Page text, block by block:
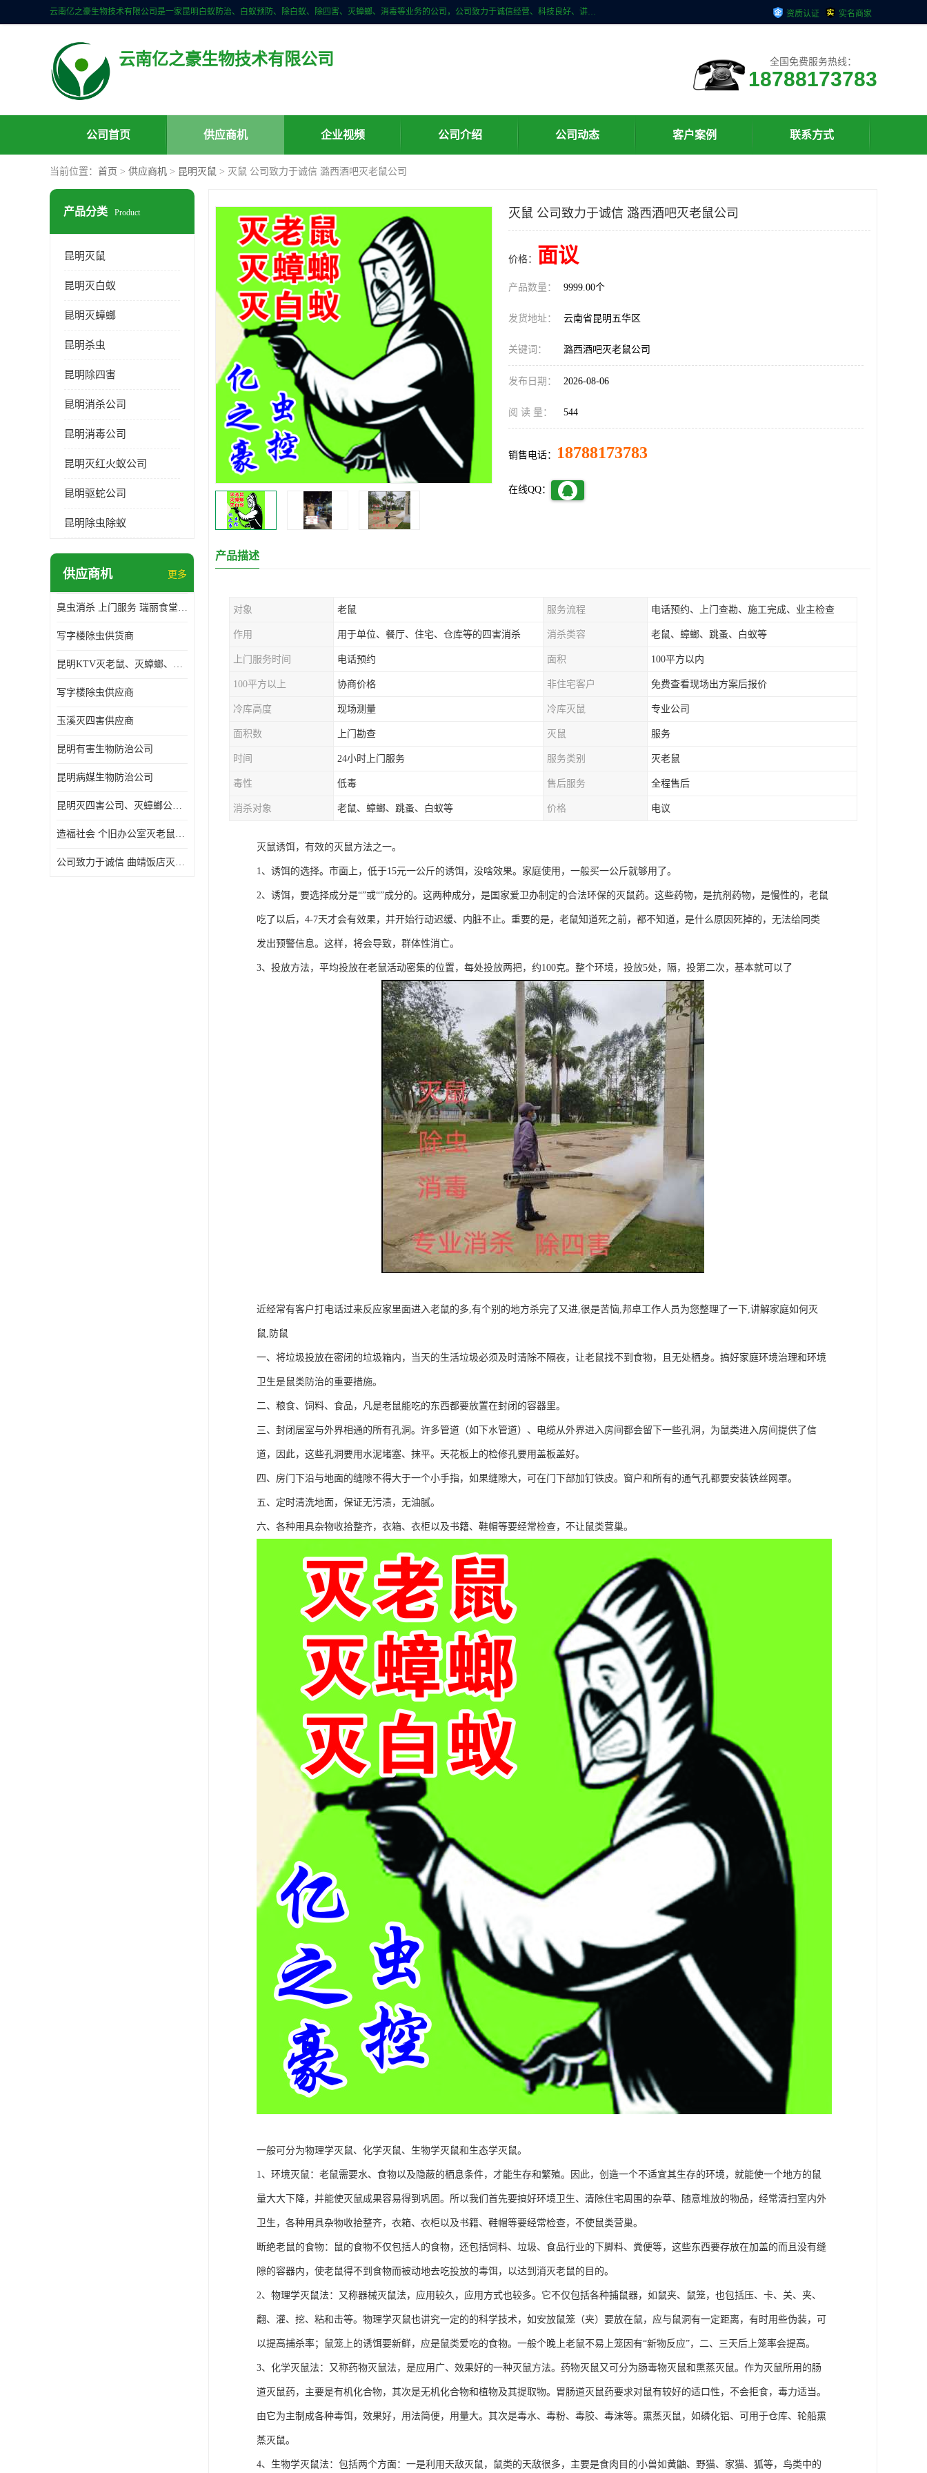
云南亿之豪生物技术有限公司是一家昆明白蚁防治、白蚁预防、除白蚁、除四害、灭蟑螂、消毒等业务的公司，公司致力于诚信经营、科技良好、讲究信誉、造福社会的理念，坚持走技术化、服务统一化,竭诚以优良的施工质量、主动的跟进服务、的管理经验，以诚信取于社会，立足于社会。 资质认证 实名商家
云南亿之豪生物技术有限公司 全国免费服务热线：
18788173783
公司首页 供应商机 企业视频 公司介绍 公司动态 客户案例 联系方式
当前位置： 首页 > 供应商机 > 昆明灭鼠 > 灭鼠 公司致力于诚信 潞西酒吧灭老鼠公司
产品分类 Product
昆明灭鼠
昆明灭白蚁
昆明灭蟑螂
昆明杀虫
昆明除四害
昆明消杀公司
昆明消毒公司
昆明灭红火蚁公司
昆明驱蛇公司
昆明除虫除蚁
供应商机 更多
臭虫消杀 上门服务 瑞丽食堂杀虫公司*
写字楼除虫供货商
昆明KTV灭老鼠、灭蟑螂、病媒生物防治
写字楼除虫供应商
玉溪灭四害供应商
昆明有害生物防治公司
昆明病媒生物防治公司
昆明灭四害公司、灭蟑螂公司、灭臭虫公司、灭蚂蚁公司
造福社会 个旧办公室灭老鼠价格
公司致力于诚信 曲靖饭店灭老鼠
灭鼠 公司致力于诚信 潞西酒吧灭老鼠公司
价格： 面议
产品数量： 9999.00个
发货地址： 云南省昆明五华区
关键词： 潞西酒吧灭老鼠公司
发布日期： 2026-08-06
阅 读 量： 544
销售电话： 18788173783
在线QQ：
产品描述
对象 老鼠 服务流程 电话预约、上门查勘、施工完成、业主检查
作用 用于单位、餐厅、住宅、仓库等的四害消杀 消杀类容 老鼠、蟑螂、跳蚤、白蚁等
上门服务时间 电话预约 面积 100平方以内
100平方以上 协商价格 非住宅客户 免费查看现场出方案后报价
冷库高度 现场测量 冷库灭鼠 专业公司
面积数 上门勘查 灭鼠 服务
时间 24小时上门服务 服务类别 灭老鼠
毒性 低毒 售后服务 全程售后
消杀对象 老鼠、蟑螂、跳蚤、白蚁等 价格 电议
灭鼠诱饵，有效的灭鼠方法之一。
1、诱饵的选择。市面上，低于15元一公斤的诱饵，没啥效果。家庭使用，一般买一公斤就够用了。
2、诱饵，要选择成分是“”或“”成分的。这两种成分，是国家爱卫办制定的合法环保的灭鼠药。这些药物，是抗剂药物，是慢性的，老鼠
吃了以后，4-7天才会有效果，并开始行动迟缓、内脏不止。重要的是，老鼠知道死之前，都不知道，是什么原因死掉的，无法给同类
发出预警信息。这样，将会导致，群体性消亡。
3、投放方法，平均投放在老鼠活动密集的位置，每处投放两把，约100克。整个环境，投放5处，隔，投第二次，基本就可以了
近经常有客户打电话过来反应家里面进入老鼠的多,有个别的地方杀完了又进,很是苦恼,邦卓工作人员为您整理了一下,讲解家庭如何灭
鼠,防鼠
一、将垃圾投放在密闭的垃圾箱内，当天的生活垃圾必须及时清除不隔夜，让老鼠找不到食物，且无处栖身。搞好家庭环境治理和环境
卫生是鼠类防治的重要措施。
二、粮食、饲料、食品，凡是老鼠能吃的东西都要放置在封闭的容器里。
三、封闭居室与外界相通的所有孔洞。许多管道（如下水管道）、电缆从外界进入房间都会留下一些孔洞，为鼠类进入房间提供了信
道，因此，这些孔洞要用水泥堵塞、抹平。天花板上的检修孔要用盖板盖好。
四、房门下沿与地面的缝隙不得大于一个小手指，如果缝隙大，可在门下部加钉铁皮。窗户和所有的通气孔都要安装铁丝网罩。
五、定时清洗地面，保证无污渍，无油腻。
六、各种用具杂物收拾整齐，衣箱、衣柜以及书籍、鞋帽等要经常检查，不让鼠类营巢。
一般可分为物理学灭鼠、化学灭鼠、生物学灭鼠和生态学灭鼠。
1、环境灭鼠：老鼠需要水、食物以及隐蔽的栖息条件，才能生存和繁殖。因此，创造一个不适宜其生存的环境，就能使一个地方的鼠
量大大下降，并能使灭鼠成果容易得到巩固。所以我们首先要搞好环境卫生、清除住宅周围的杂草、随意堆放的物品，经常清扫室内外
卫生，各种用具杂物收拾整齐，衣箱、衣柜以及书籍、鞋帽等要经常检查，不使鼠类营巢。
断绝老鼠的食物：鼠的食物不仅包括人的食物，还包括饲料、垃圾、食品行业的下脚料、粪便等，这些东西要存放在加盖的而且没有缝
隙的容器内，使老鼠得不到食物而被动地去吃投放的毒饵，以达到消灭老鼠的目的。
2、物理学灭鼠法：又称器械灭鼠法，应用较久，应用方式也较多。它不仅包括各种捕鼠器，如鼠夹、鼠笼，也包括压、卡、关、夹、
翻、灌、挖、粘和击等。物理学灭鼠也讲究一定的的科学技术，如安放鼠笼（夹）要放在鼠，应与鼠洞有一定距离，有时用些伪装，可
以提高捕杀率；鼠笼上的诱饵要新鲜，应是鼠类爱吃的食物。一般个晚上老鼠不易上笼因有“新物反应”，二、三天后上笼率会提高。
3、化学灭鼠法：又称药物灭鼠法，是应用广、效果好的一种灭鼠方法。药物灭鼠又可分为肠毒物灭鼠和熏蒸灭鼠。作为灭鼠所用的肠
道灭鼠药，主要是有机化合物，其次是无机化合物和植物及其提取物。胃肠道灭鼠药要求对鼠有较好的适口性，不会拒食，毒力适当。
由它为主制成各种毒饵，效果好，用法简便，用量大。其次是毒水、毒粉、毒胶、毒沫等。熏蒸灭鼠，如磷化铝、可用于仓库、轮船熏
蒸灭鼠。
4、生物学灭鼠法：包括两个方面：一是利用天敌灭鼠，鼠类的天敌很多，主要是食肉目的小兽如黄鼬、野猫、家猫、狐等，鸟类中的